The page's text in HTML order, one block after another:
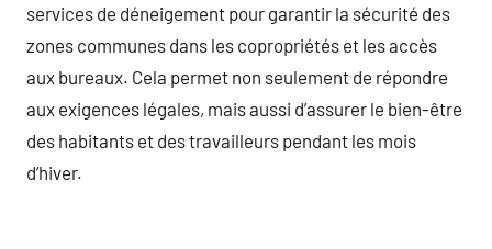
services de déneigement pour garantir la sécurité des
zones communes dans les copropriétés et les accès
aux bureaux. Cela permet non seulement de répondre
aux exigences légales, mais aussi d’assurer le bien-être
des habitants et des travailleurs pendant les mois
d’hiver.